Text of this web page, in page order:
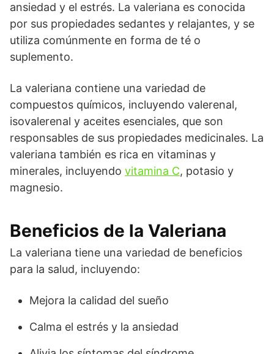
ansiedad y el estrés. La valeriana es conocida
por sus propiedades sedantes y relajantes, y se
utiliza comúnmente en forma de té o
suplemento.
La valeriana contiene una variedad de
compuestos químicos, incluyendo valerenal,
isovalerenal y aceites esenciales, que son
responsables de sus propiedades medicinales. La
valeriana también es rica en vitaminas y
minerales, incluyendo vitamina C, potasio y
magnesio.
Beneficios de la Valeriana
La valeriana tiene una variedad de beneficios
para la salud, incluyendo:
Mejora la calidad del sueño
Calma el estrés y la ansiedad